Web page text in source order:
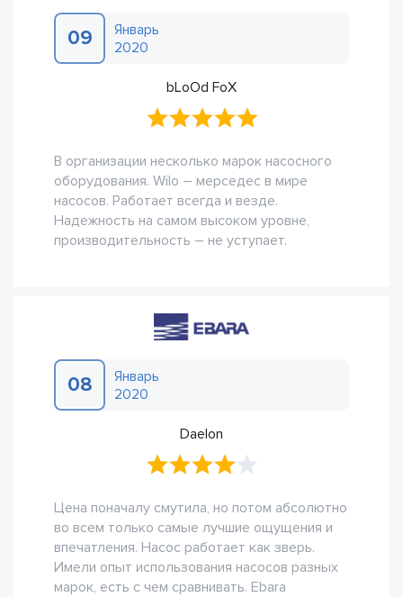
09
Январь
2020
bLoOd FoX
В организации несколько марок насосного
оборудования. Wilo – мерседес в мире
насосов. Работает всегда и везде.
Надежность на самом высоком уровне,
производительность – не уступает.
08
Январь
2020
Daelon
Цена поначалу смутила, но потом абсолютно
во всем только самые лучшие ощущения и
впечатления. Насос работает как зверь.
Имели опыт использования насосов разных
марок, есть с чем сравнивать. Ebara